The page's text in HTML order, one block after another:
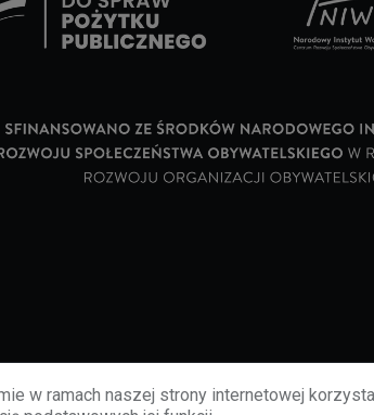
w ramach naszej strony internetowej